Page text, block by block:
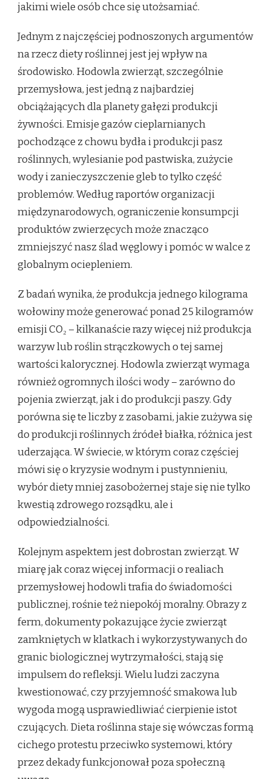
jakimi wiele osób chce się utożsamiać.
Jednym z najczęściej podnoszonych argumentów
na rzecz diety roślinnej jest jej wpływ na
środowisko. Hodowla zwierząt, szczególnie
przemysłowa, jest jedną z najbardziej
obciążających dla planety gałęzi produkcji
żywności. Emisje gazów cieplarnianych
pochodzące z chowu bydła i produkcji pasz
roślinnych, wylesianie pod pastwiska, zużycie
wody i zanieczyszczenie gleb to tylko część
problemów. Według raportów organizacji
międzynarodowych, ograniczenie konsumpcji
produktów zwierzęcych może znacząco
zmniejszyć nasz ślad węglowy i pomóc w walce z
globalnym ociepleniem.
Z badań wynika, że produkcja jednego kilograma
wołowiny może generować ponad 25 kilogramów
emisji CO₂ – kilkanaście razy więcej niż produkcja
warzyw lub roślin strączkowych o tej samej
wartości kalorycznej. Hodowla zwierząt wymaga
również ogromnych ilości wody – zarówno do
pojenia zwierząt, jak i do produkcji paszy. Gdy
porówna się te liczby z zasobami, jakie zużywa się
do produkcji roślinnych źródeł białka, różnica jest
uderzająca. W świecie, w którym coraz częściej
mówi się o kryzysie wodnym i pustynnieniu,
wybór diety mniej zasobożernej staje się nie tylko
kwestią zdrowego rozsądku, ale i
odpowiedzialności.
Kolejnym aspektem jest dobrostan zwierząt. W
miarę jak coraz więcej informacji o realiach
przemysłowej hodowli trafia do świadomości
publicznej, rośnie też niepokój moralny. Obrazy z
ferm, dokumenty pokazujące życie zwierząt
zamkniętych w klatkach i wykorzystywanych do
granic biologicznej wytrzymałości, stają się
impulsem do refleksji. Wielu ludzi zaczyna
kwestionować, czy przyjemność smakowa lub
wygoda mogą usprawiedliwiać cierpienie istot
czujących. Dieta roślinna staje się wówczas formą
cichego protestu przeciwko systemowi, który
przez dekady funkcjonował poza społeczną